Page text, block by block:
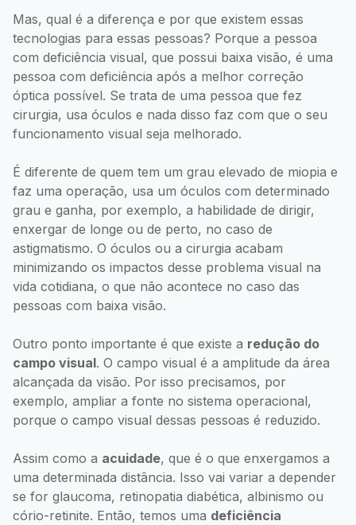
Mas, qual é a diferença e por que existem essas
tecnologias para essas pessoas? Porque a pessoa
com deficiência visual, que possui baixa visão, é uma
pessoa com deficiência após a melhor correção
óptica possível. Se trata de uma pessoa que fez
cirurgia, usa óculos e nada disso faz com que o seu
funcionamento visual seja melhorado.
É diferente de quem tem um grau elevado de miopia e
faz uma operação, usa um óculos com determinado
grau e ganha, por exemplo, a habilidade de dirigir,
enxergar de longe ou de perto, no caso de
astigmatismo. O óculos ou a cirurgia acabam
minimizando os impactos desse problema visual na
vida cotidiana, o que não acontece no caso das
pessoas com baixa visão.
Outro ponto importante é que existe a redução do
campo visual. O campo visual é a amplitude da área
alcançada da visão. Por isso precisamos, por
exemplo, ampliar a fonte no sistema operacional,
porque o campo visual dessas pessoas é reduzido.
Assim como a acuidade, que é o que enxergamos a
uma determinada distância. Isso vai variar a depender
se for glaucoma, retinopatia diabética, albinismo ou
cório-retinite. Então, temos uma deficiência